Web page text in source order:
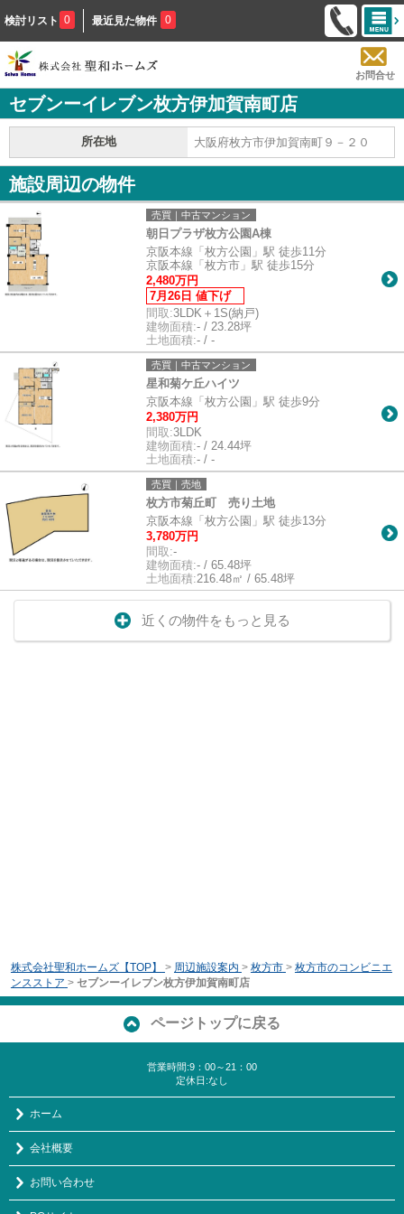
検討リスト 0 最近見た物件 0
お問合せ
セブンーイレブン枚方伊加賀南町店
所在地 大阪府枚方市伊加賀南町９－２０
施設周辺の物件
売買｜中古マンション
朝日プラザ枚方公園A棟
京阪本線「枚方公園」駅 徒歩11分
京阪本線「枚方市」駅 徒歩15分
2,480万円
7月26日 値下げ
間取:3LDK＋1S(納戸)
建物面積:- / 23.28坪
土地面積:- / -
売買｜中古マンション
星和菊ケ丘ハイツ
京阪本線「枚方公園」駅 徒歩9分
2,380万円
間取:3LDK
建物面積:- / 24.44坪
土地面積:- / -
売買｜売地
枚方市菊丘町 売り土地
京阪本線「枚方公園」駅 徒歩13分
3,780万円
間取:-
建物面積:- / 65.48坪
土地面積:216.48㎡ / 65.48坪
近くの物件をもっと見る
株式会社聖和ホームズ【TOP】 > 周辺施設案内 > 枚方市 > 枚方市のコンビニエ
ンスストア > セブンーイレブン枚方伊加賀南町店
ページトップに戻る
営業時間:9：00～21：00
定休日:なし
ホーム
会社概要
お問い合わせ